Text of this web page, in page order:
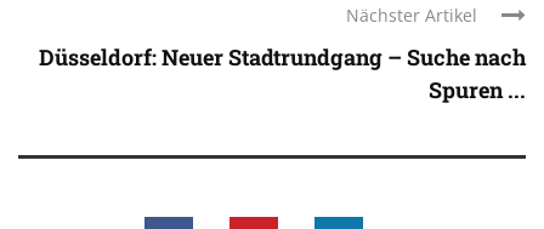
Nächster Artikel
Düsseldorf: Neuer Stadtrundgang – Suche nach
Spuren ...